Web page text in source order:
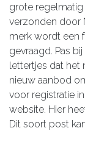
grote
verzonden door
merk wordt een
gevraagd. Pas
lettertjes dat het
nieuw aanbod
voor registratie
website. Hier
Dit soort post